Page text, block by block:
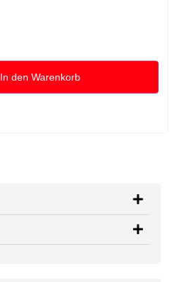
In den Warenkorb